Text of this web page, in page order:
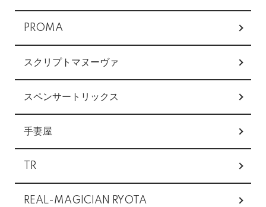
PROMA
スクリプトマヌーヴァ
スペンサートリックス
手妻屋
TR
REAL-MAGICIAN RYOTA